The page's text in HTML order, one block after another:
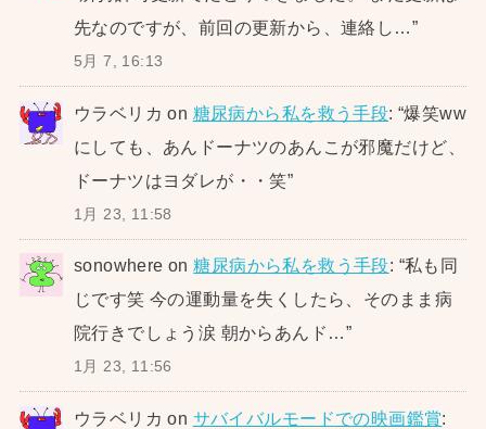
先なのですが、前回の更新から、連絡し…”
5月 7, 16:13
ウラベリカ on 糖尿病から私を救う手段: “爆笑ww
にしても、あんドーナツのあんこが邪魔だけど、
ドーナツはヨダレが・・笑”
1月 23, 11:58
sonowhere on糖尿病から私を救う手段: “私も同
じです笑 今の運動量を失くしたら、そのまま病
院行きでしょう涙 朝からあんド…”
1月 23, 11:56
ウラベリカ on サバイバルモードでの映画鑑賞: